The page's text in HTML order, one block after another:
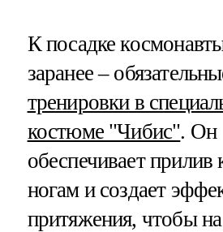
К посадке
заранее –
тренировки в
костюме "Чибис". Он
обеспечивает прилив
ногам и создает
притяжения, чтобы